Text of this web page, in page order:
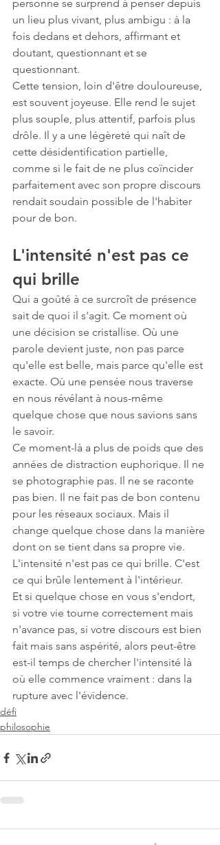
personne se surprend à penser depuis
un lieu plus vivant, plus ambigu : à la
fois dedans et dehors, affirmant et
doutant, questionnant et se
questionnant.
Cette tension, loin d'être douloureuse,
est souvent joyeuse. Elle rend le sujet
plus souple, plus attentif, parfois plus
drôle. Il y a une légèreté qui naît de
cette désidentification partielle,
comme si le fait de ne plus coïncider
parfaitement avec son propre discours
rendait soudain possible de l'habiter
pour de bon.
L'intensité n'est pas ce
qui brille
Qui a goûté à ce surcroît de présence
sait de quoi il s'agit. Ce moment où
une décision se cristallise. Où une
parole devient juste, non pas parce
qu'elle est belle, mais parce qu'elle est
exacte. Où une pensée nous traverse
en nous révélant à nous-même
quelque chose que nous savions sans
le savoir.
Ce moment-là a plus de poids que des
années de distraction euphorique. Il ne
se photographie pas. Il ne se raconte
pas bien. Il ne fait pas de bon contenu
pour les réseaux sociaux. Mais il
change quelque chose dans la manière
dont on se tient dans sa propre vie.
L'intensité n'est pas ce qui brille. C'est
ce qui brûle lentement à l'intérieur.
Et si quelque chose en vous s'endort,
si votre vie tourne correctement mais
n'avance pas, si votre discours est bien
fait mais sans aspérité, alors peut-être
est-il temps de chercher l'intensité là
où elle commence vraiment : dans la
rupture avec l'évidence.
défi
philosophie